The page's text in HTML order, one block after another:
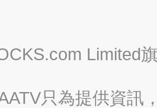
Limited
只為提供資訊